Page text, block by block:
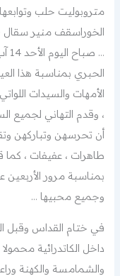
متروبوليت حلب
الخوراسقف منير سقال
الحبري بمناسبة هذا
الأمهات والسيدات
، وقدم التهاني لجميع
أن تحرسهن وتباركهن
طاهرات ، عفيفات ،
بمناسبة مرور الأربعين
وجميع محبيها …
في ختام القداس وقبل
داخل الكاتدرائية
والشمامسة والكهنة